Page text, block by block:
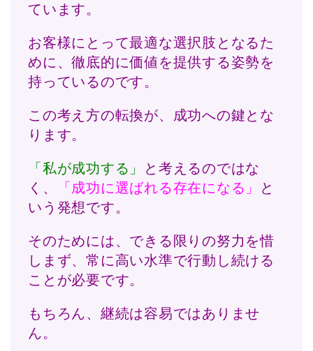
ています。
お客様にとって最適な選択肢となるた
めに、徹底的に価値を提供する姿勢を
持っているのです。
この考え方の転換が、成功への鍵とな
ります。
「私が成功する」
と考えるのではな
く、
「成功に選ばれる存在になる」
と
いう発想です。
そのためには、できる限りの努力を惜
しまず、常に高い水準で行動し続ける
ことが必要です。
もちろん、継続は容易ではありませ
ん。